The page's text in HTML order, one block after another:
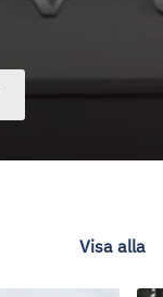
Visa alla